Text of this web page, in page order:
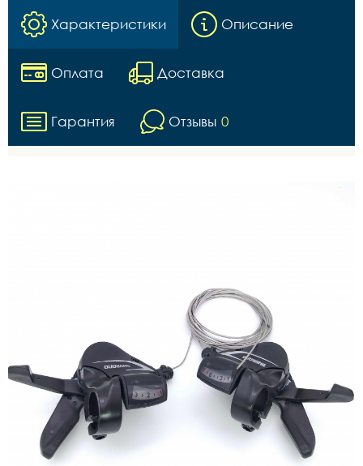
Характеристики Описание
Оплата Доставка
Гарантия Отзывы 0